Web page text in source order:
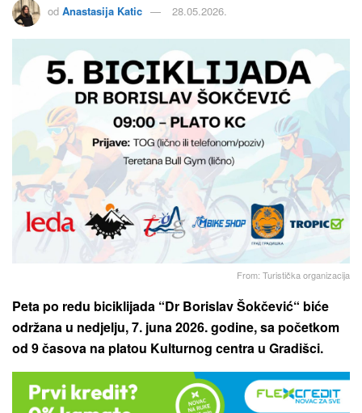
od Anastasija Katic 28.05.2026.
From: Turistička organizacija
Peta po redu biciklijada “Dr Borislav Šokčević“ biće
održana u nedjelju, 7. juna 2026. godine, sa početkom
od 9 časova na platou Kulturnog centra u Gradišci.